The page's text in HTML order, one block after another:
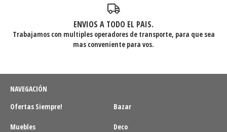
ENVIOS A TODO EL PAIS.
Trabajamos con multiples operadores de transporte, para que sea
mas conveniente para vos.
NAVEGACIÓN
Ofertas Siempre!
Bazar
Muebles Deco